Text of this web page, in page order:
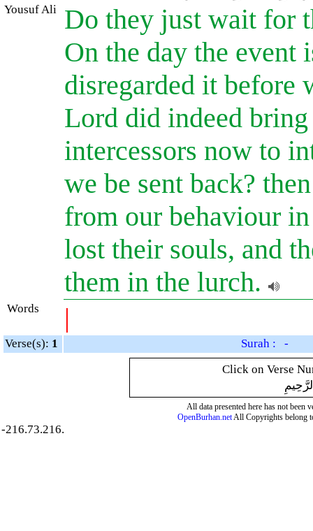
Yousuf Ali
Do they just wait for
On the day the
disregarded it before
Lord did indeed
intercessors now to
we be sent back?
from our behaviour
lost their souls, and
them in the lurch.
Words |
Verse(s): 1
Surah : -
Click on Verse
All data presented here has not been
OpenBurhan.netAll Copyrights belong
-216.73.216.